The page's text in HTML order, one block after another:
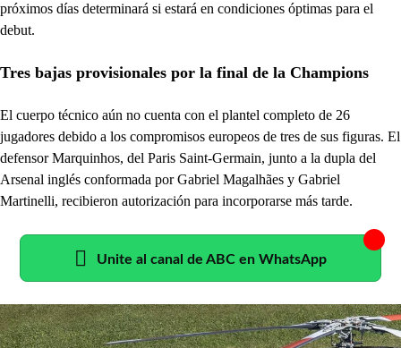
próximos días determinará si estará en condiciones óptimas para el
debut.
Tres bajas provisionales por la final de la Champions
El cuerpo técnico aún no cuenta con el plantel completo de 26
jugadores debido a los compromisos europeos de tres de sus figuras. El
defensor Marquinhos, del Paris Saint-Germain, junto a la dupla del
Arsenal inglés conformada por Gabriel Magalhães y Gabriel
Martinelli, recibieron autorización para incorporarse más tarde.
Unite al canal de ABC en WhatsApp